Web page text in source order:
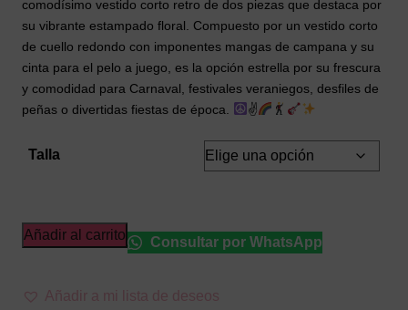
comodísimo vestido corto retro de dos piezas que destaca por
su vibrante estampado floral. Compuesto por un vestido corto
de cuello redondo con imponentes mangas de campana y su
cinta para el pelo a juego, es la opción estrella por su frescura
y comodidad para Carnaval, festivales veraniegos, desfiles de
peñas o divertidas fiestas de época.
✌
Talla
Disfraz
Mujer
Añadir al carrito Consultar por WhatsApp
Añadir a mi lista de deseos